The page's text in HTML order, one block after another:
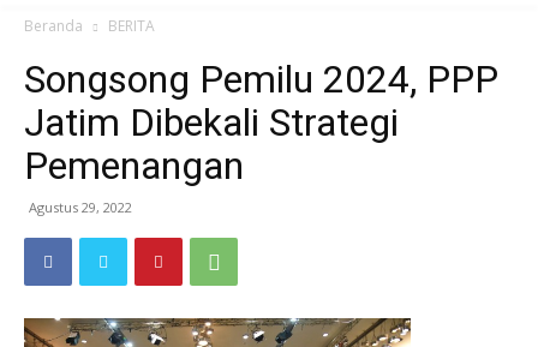
Beranda BERITA
Songsong Pemilu 2024, PPP
Jatim Dibekali Strategi
Pemenangan
Agustus 29, 2022